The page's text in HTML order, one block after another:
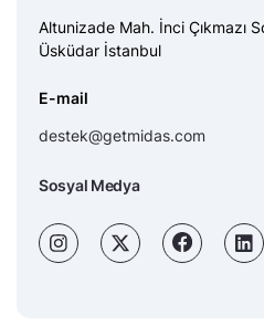
Altunizade Mah. İnci Çıkmazı
Üsküdar İstanbul
E-mail
destek@getmidas.com
Sosyal Medya